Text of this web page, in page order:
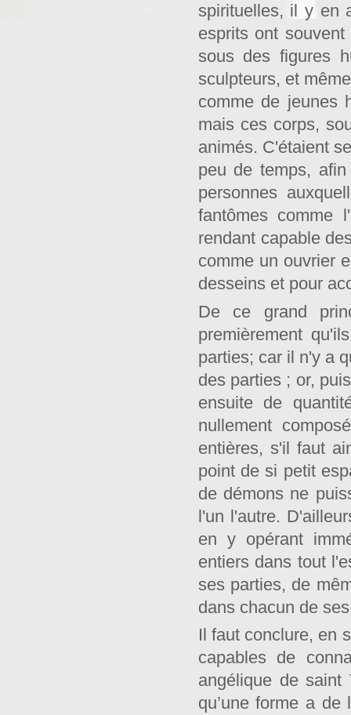
spirituelles, il y en
esprits ont
sous des figures
sculpteurs, et
comme de jeunes
mais ces corps,
animés. C'étaient
peu de temps,
personnes
fantômes
rendant capable
comme un ouvrier
desseins et pour
De ce grand
premièrement
parties; car il n'y a
des parties ; or,
ensuite de
nullement
entières, s'il faut
point de si petit
de démons ne
l'un l'autre.
en y opérant
entiers dans tout
ses parties, de
dans chacun de
Il faut conclure, en
capables de
angélique de
qu’une forme a de